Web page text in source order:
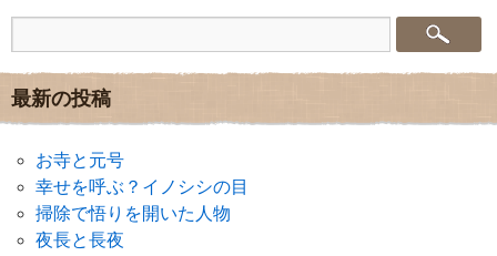
最新の投稿
お寺と元号
幸せを呼ぶ？イノシシの目
掃除で悟りを開いた人物
夜長と長夜